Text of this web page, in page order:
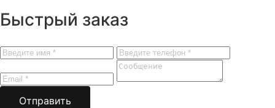
Быстрый заказ
Отправить